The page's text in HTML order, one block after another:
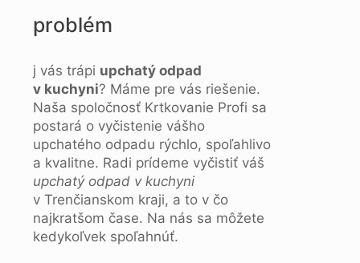
problém
j vás trápi upchatý odpad
v kuchyni? Máme pre vás riešenie.
Naša spoločnosť Krtkovanie Profi sa
postará o vyčistenie vášho
upchatého odpadu rýchlo, spoľahlivo
a kvalitne. Radi prídeme vyčistiť váš
upchatý odpad v kuchyni
v Trenčianskom kraji, a to v čo
najkratšom čase. Na nás sa môžete
kedykoľvek spoľahnúť.